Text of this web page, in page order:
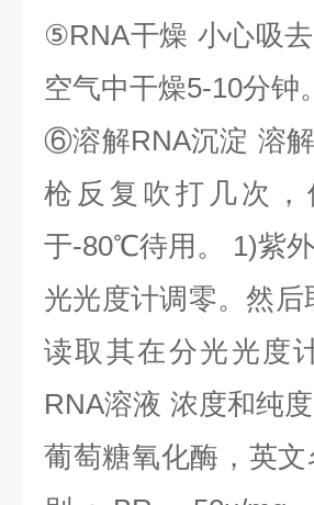
⑤RNA干燥 小心吸
空气中干燥5-10分钟。
⑥溶解RNA沉淀 溶解
枪反复吹打几次
于-80℃待用。 1)紫
光光度计调零。然后
读取其在分光光度
RNA溶液 浓度和纯度
葡萄糖氧化酶，英